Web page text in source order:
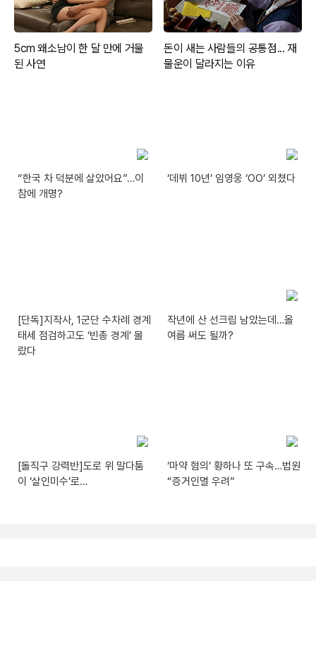
“한국 차 덕분에 살았어요”…이
참에 개명?
‘데뷔 10년’ 임영웅 ‘OO’ 외쳤다
[단독]지작사, 1군단 수차례 경계
태세 점검하고도 ‘빈총 경계’ 몰
랐다
작년에 산 선크림 남았는데…올
여름 써도 될까?
[돌직구 강력반]도로 위 말다툼
이 ‘살인미수’로…
‘마약 혐의’ 황하나 또 구속…법원
“증거인멸 우려”